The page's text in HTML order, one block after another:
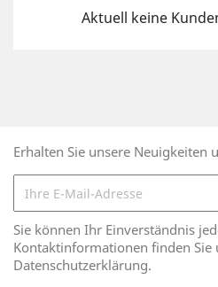
Aktuell keine
Erhalten Sie unsere Neuigkeiten
Sie können Ihr Einverständnis
Kontaktinformationen finden Sie
Datenschutzerklärung.